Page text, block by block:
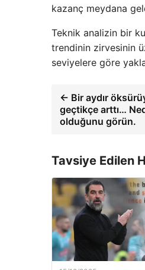
kazanç meydana
Teknik analizin bir
trendinin zirvesinin
seviyelere göre
← Bir aydır
geçtikçe arttı…
olduğunu görün.
Tavsiye Edilen